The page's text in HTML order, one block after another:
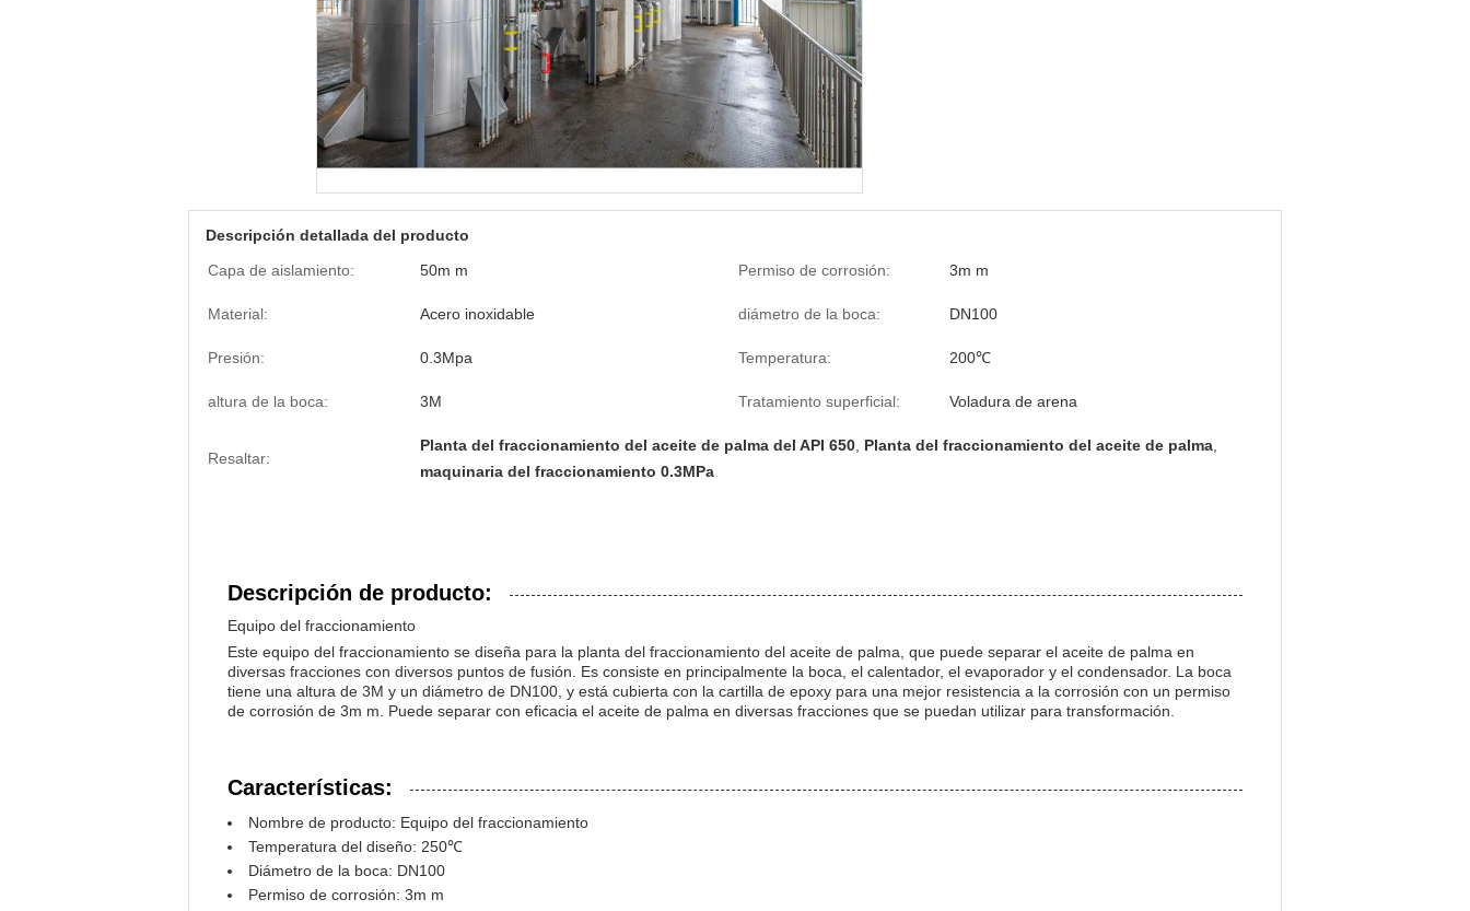
Descripción detallada del producto
Capa de aislamiento:
50m m Permiso de corrosión: 3m m
Material: Acero inoxidable diámetro de la boca: DN100
Presión: 0.3Mpa Temperatura: 200℃
altura de la boca: 3M Tratamiento superficial: Voladura de arena
Resaltar:
Planta del fraccionamiento del aceite de palma del API 650 Planta del fraccionamiento del aceite de palma
maquinaria del fraccionamiento 0.3MPa
Descripción de producto:
Equipo del fraccionamiento
Este equipo del fraccionamiento se diseña para la planta del fraccionamiento del aceite de palma, que puede separar el aceite de palma en
diversas fracciones con diversos puntos de fusión. Es consiste en principalmente la boca, el calentador, el evaporador y el condensador. La boca
tiene una altura de 3M y un diámetro de DN100, y está cubierta con la cartilla de epoxy para una mejor resistencia a la corrosión con un permiso
de corrosión de 3m m. Puede separar con eficacia el aceite de palma en diversas fracciones que se puedan utilizar para transformación.
Características:
Nombre de producto: Equipo del fraccionamiento
Temperatura del diseño: 250℃
Diámetro de la boca: DN100
Permiso de corrosión: 3m m